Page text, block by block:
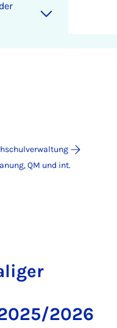
QM und int.
2026